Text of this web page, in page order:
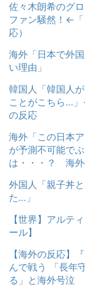
佐々木朗希のグ
ファン騒然！←「
応）
海外「日本で外
い理由」
韓国人「韓国人
ことがこちら…
の反応
海外「この日本
が予測不可能で
は・・・？ 海
外国人「親子丼
た…」
【世界】アルテ
ール】
【海外の反応】
んで戦う 「長年
る」と海外号泣